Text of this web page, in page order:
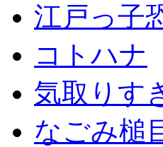
江戸っ子
コトハナ
気取りす
なごみ槌